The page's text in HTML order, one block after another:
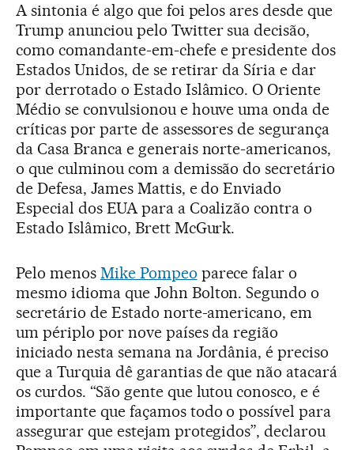
A sintonia é algo que foi pelos ares desde que
Trump anunciou pelo Twitter sua decisão,
como comandante-em-chefe e presidente dos
Estados Unidos, de se retirar da Síria e dar
por derrotado o Estado Islâmico. O Oriente
Médio se convulsionou e houve uma onda de
críticas por parte de assessores de segurança
da Casa Branca e generais norte-americanos,
o que culminou com a demissão do secretário
de Defesa, James Mattis, e do Enviado
Especial dos EUA para a Coalizão contra o
Estado Islâmico, Brett McGurk.
Pelo menos Mike Pompeo parece falar o
mesmo idioma que John Bolton. Segundo o
secretário de Estado norte-americano, em
um périplo por nove países da região
iniciado nesta semana na Jordânia, é preciso
que a Turquia dê garantias de que não atacará
os curdos. “São gente que lutou conosco, e é
importante que façamos todo o possível para
assegurar que estejam protegidos”, declarou